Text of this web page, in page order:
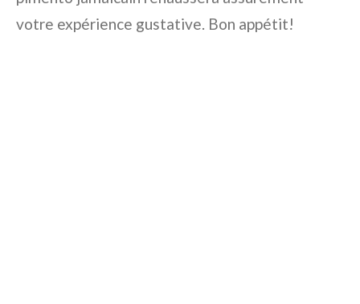
votre expérience gustative. Bon appétit!